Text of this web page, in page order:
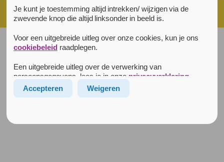
Disclaimer|Privacyverklaring |Cookiebeleid
Rustpunt is een initiatief van
Je kunt je toestemming altijd intrekken/ wijzigen via de
zwevende knop die altijd linksonder in beeld is.
Voor een uitgebreide uitleg over onze cookies, kun je ons
cookiebeleidraadplegen.
Een uitgebreide uitleg over de verwerking van
persoonsgegevens, lees je in onze privacyverklaring.
Accepteren
Weigeren